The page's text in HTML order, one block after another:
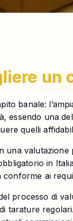
un
banale:
essendo una
quelli
una
in
ai
processo di
tarature